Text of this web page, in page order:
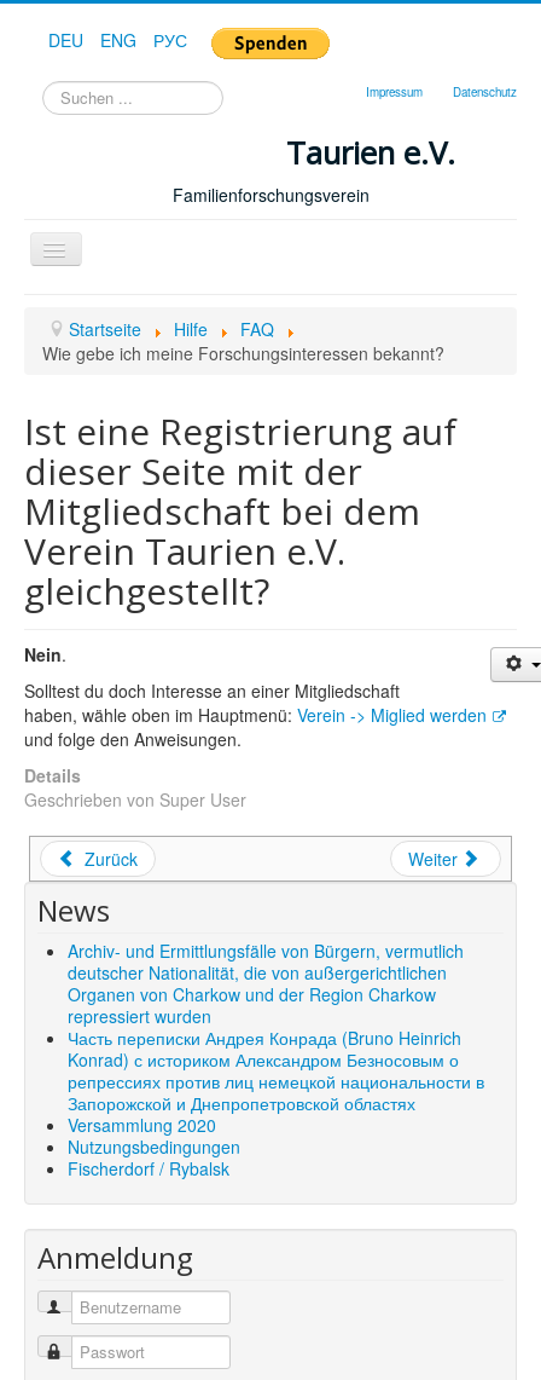
DEU ENG РУС
Suchen
...
Impressum Datenschutz
Taurien e.V.
Familienforschungsverein
Toggle
Navigation
Forum
Geschichte
Downloads
Publikationen
Shop
Über uns
Startseite Hilfe
FAQ
Wie gebe ich meine Forschungsinteressen bekannt?
Ist eine Registrierung auf
dieser Seite mit der
Mitgliedschaft bei dem
Verein Taurien e.V.
gleichgestellt?
Nein.
Solltest du doch Interesse an einer Mitgliedschaft
haben, wähle oben im Hauptmenü: Verein -> Miglied werden
und folge den Anweisungen.
Details
Geschrieben von Super User
Zurück Weiter
News
Archiv- und Ermittlungsfälle von Bürgern, vermutlich
deutscher Nationalität, die von außergerichtlichen
Organen von Charkow und der Region Charkow
repressiert wurden
Часть переписки Андрея Конрада (Bruno Heinrich
Konrad) с историком Александром Безносовым о
репрессиях против лиц немецкой национальности в
Запорожской и Днепропетровской областях
Versammlung 2020
Nutzungsbedingungen
Fischerdorf / Rybalsk
Anmeldung